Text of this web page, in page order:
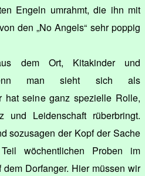
Engeln umrahmt, die ihn mit
den „No Angels“ sehr poppig
dem Ort, Kitakinder und
man sieht sich als
hat seine ganz spezielle Rolle,
Leidenschaft rüberbringt.
sozusagen der Kopf der Sache
wöchentlichen Proben im
Dorfanger. Hier müssen wir